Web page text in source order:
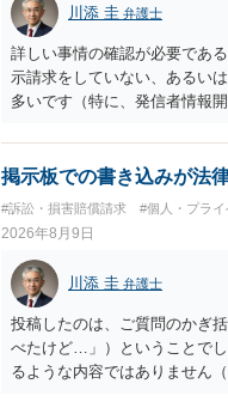
川添 圭 弁護士
詳しい事情の確認が必要であ
示請求をしていない、あるい
多いです（特に、発信者情報
掲示板での書き込みが法
#訴訟・損害賠償請求 #個人・プライ
2026年8月9日
川添 圭 弁護士
投稿したのは、ご質問のかぎ
べたけど…」）ということで
るような内容ではありません